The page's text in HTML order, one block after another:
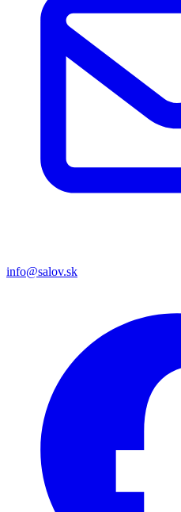
info@salov.sk